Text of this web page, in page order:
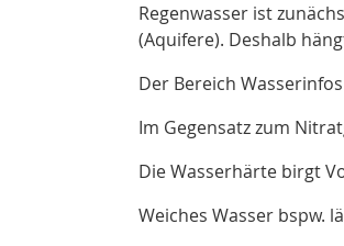
Regenwasser ist
(Aquifere). Deshalb
Der Bereich
Im Gegensatz zum
Die Wasserhärte birgt
Weiches Wasser bspw.